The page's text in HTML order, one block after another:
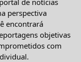
perspectiva
encontrará
objetivas
com